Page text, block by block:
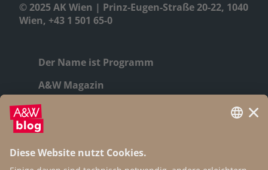
© 2025 AK Wien | Prinz-Eugen-Straße 20-22, 1040
Wien, +43 1 501 65-0
Der Name ist Programm
A&W Magazin
Geschichte
Autor:innen